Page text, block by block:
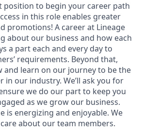
position to begin your career path
in this role enables greater
promotions! A career at Lineage
about our business and how each
a part each and every day to
requirements. Beyond that,
and learn on our journey to be the
in our industry. We’ll ask you for
we do our part to keep you
as we grow our business.
is energizing and enjoyable. We
about our team members.